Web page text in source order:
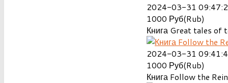
2024-03-31
1000 Руб(Rub)
Книга Great tales of
2024-03-31
1000 Руб(Rub)
Книга Follow the